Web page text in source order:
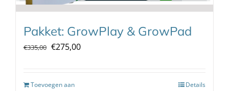
Pakket: GrowPlay & GrowPad
€335,00 Oorspronkelijke
€335,00.
€275,00Huidige
Toevoegen aan
Details